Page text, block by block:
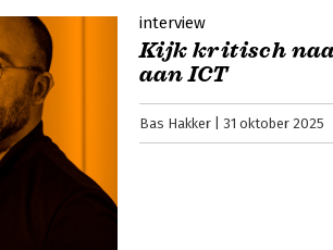
interview
Kijk kritisch
aan ICT
Bas Hakker 31 oktober 2025